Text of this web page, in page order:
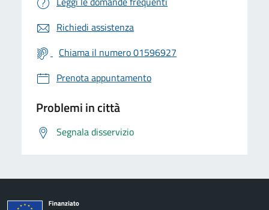
Richiedi assistenza
Chiama il numero 01596927
Prenota appuntamento
Problemi in città
Segnala disservizio